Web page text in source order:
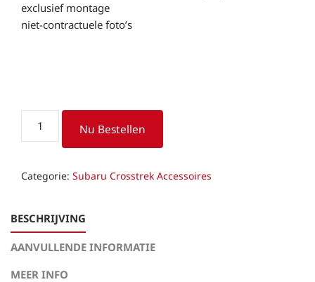
exclusief montage
niet-contractuele foto’s
(voor
aantal
Nu Bestellen
Categorie: Subaru Crosstrek Accessoires
BESCHRIJVING
AANVULLENDE INFORMATIE
MEER INFO